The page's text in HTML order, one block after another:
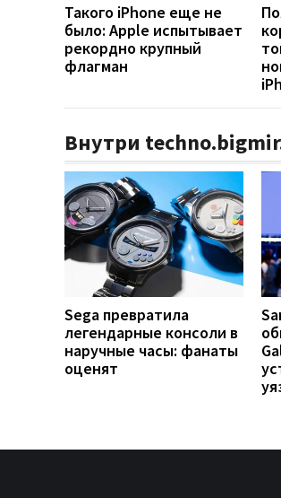
Такого iPhone еще не
было: Apple испытывает
рекордно крупный
флагман
Внутри
Sega превратила
легендарные консоли в
наручные часы: фанаты
оценят